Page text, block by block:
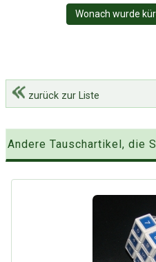
Wonach wurde
zurück zur Liste
Andere Tauschartikel, die